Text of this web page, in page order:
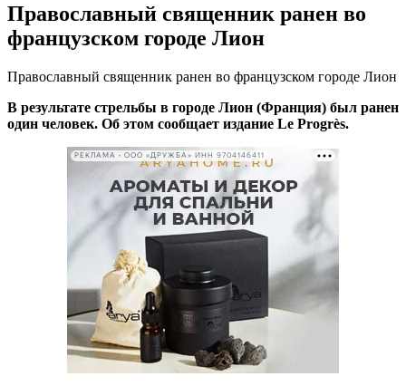
Православный священник ранен во
французском городе Лион
Православный священник ранен во французском городе Лион
В результате стрельбы в городе Лион (Франция) был ранен
один человек. Об этом сообщает издание Le Progrès.
РЕКЛАМА • ООО «ДРУЖБА» ИНН 9704146411